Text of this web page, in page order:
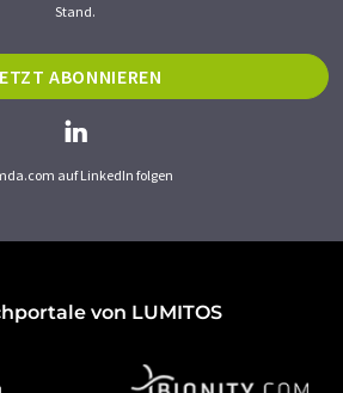
Stand.
ABONNIEREN
auf LinkedIn folgen
von LUMITOS